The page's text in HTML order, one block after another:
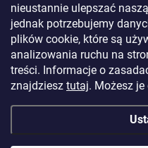
nieustannie ulepszać
jednak potrzebujemy
plików cookie, które są
analizowania ruchu na
treści. Informacje o
znajdziesz tutaj. Możesz
Podając e-mail,